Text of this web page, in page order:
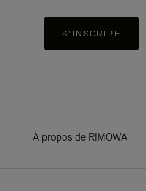
S'INSCRIRE
À propos de RIMOWA